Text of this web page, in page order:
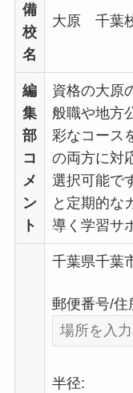
備
校
名
大原 千葉
編
集
部
コ
メ
ン
ト
資格の大原
般職や地方
彩なコース
の両方に対
選択可能で
と定期的な
導く学習サ
千葉県千葉
郵便番号/住
半径: